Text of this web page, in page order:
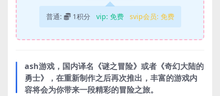
普通: 1积分 vip: 免费 svip会员: 免费
ash游戏，国内译名《谜之冒险》或者《奇幻大陆的
勇士》，在重新制作之后再次推出，丰富的游戏内
容将会为你带来一段精彩的冒险之旅。